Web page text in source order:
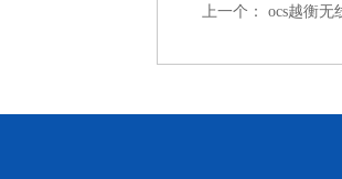
上一个： ocs越衡无